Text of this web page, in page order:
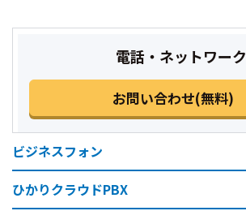
電話・ネットワーク
お問い合わせ(無料)
ビジネスフォン
ひかりクラウドPBX